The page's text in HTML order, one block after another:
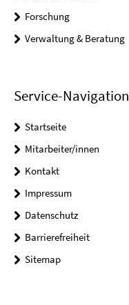
Forschung
Verwaltung & Beratung
Service-Navigation
Startseite
Mitarbeiter/innen
Kontakt
Impressum
Datenschutz
Barrierefreiheit
Sitemap